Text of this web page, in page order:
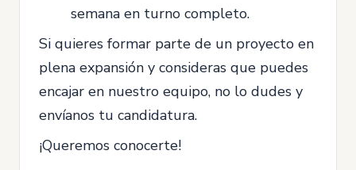
semana en turno completo.
Si quieres formar parte de un proyecto en
plena expansión y consideras que puedes
encajar en nuestro equipo, no lo dudes y
envíanos tu candidatura.
¡Queremos conocerte!